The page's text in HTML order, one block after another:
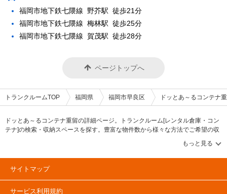
福岡市地下鉄七隈線 野芥駅 徒歩21分
福岡市地下鉄七隈線 梅林駅 徒歩25分
福岡市地下鉄七隈線 賀茂駅 徒歩28分
ページトップへ
トランクルームTOP 福岡県 福岡市早良区 ドッとあ～るコンテナ
ドッとあ～るコンテナ重留の詳細ページ。トランクルーム[レンタル倉庫・コン
テナ]の検索・収納スペースを探す。豊富な物件数から様々な方法でご希望の収
納スペースを簡単に探せるトランクルーム情報サイトです。ドッとあ～るコン
テナ重留の住所・最寄りの駅、物件タイプのご紹介や料金表、お得なキャンペ
ーン情報もあります。気になる物件タイプを見つけたら、メールか電話でお問
合せが可能です（無料）。
サイトマップ
サービス利用規約